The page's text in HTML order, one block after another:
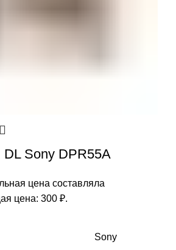
Sony DPR55A
цена составляла
цена: 300 ₽.
Sony